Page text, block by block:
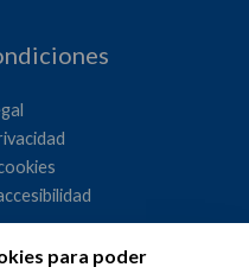
para poder